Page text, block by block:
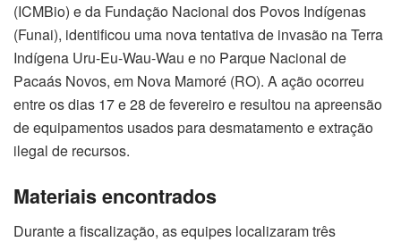
(ICMBio) e da Fundação Nacional dos Povos Indígenas
(Funai), identificou uma nova tentativa de invasão na Terra
Indígena Uru-Eu-Wau-Wau e no Parque Nacional de
Pacaás Novos, em Nova Mamoré (RO). A ação ocorreu
entre os dias 17 e 28 de fevereiro e resultou na apreensão
de equipamentos usados para desmatamento e extração
ilegal de recursos.
Materiais encontrados
Durante a fiscalização, as equipes localizaram três